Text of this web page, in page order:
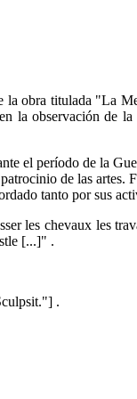
obra titulada "La
la observación
el período de la
de las
tanto por sus
les chevaux les
[...]" .
.